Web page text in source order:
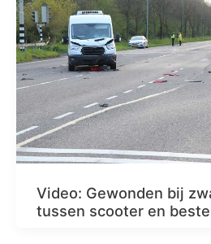
Video: Gewonden bij
tussen scooter en